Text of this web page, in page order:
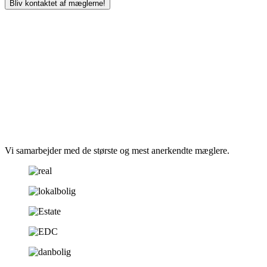
Bliv kontaktet af mæglerne!
Vi samarbejder med de største og mest anerkendte mæglere.